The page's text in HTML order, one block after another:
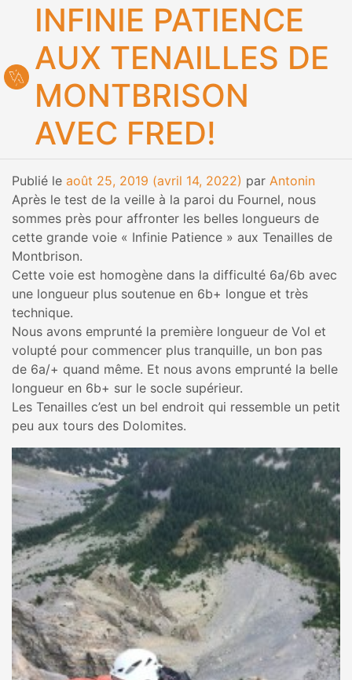
INFINIE PATIENCE
AUX TENAILLES DE
MONTBRISON
AVEC FRED!
Publié le août 25, 2019 (avril 14, 2022) par Antonin
Après le test de la veille à la paroi du Fournel, nous
sommes près pour affronter les belles longueurs de
cette grande voie « Infinie Patience » aux Tenailles de
Montbrison.
Cette voie est homogène dans la difficulté 6a/6b avec
une longueur plus soutenue en 6b+ longue et très
technique.
Nous avons emprunté la première longueur de Vol et
volupté pour commencer plus tranquille, un bon pas
de 6a/+ quand même. Et nous avons emprunté la belle
longueur en 6b+ sur le socle supérieur.
Les Tenailles c’est un bel endroit qui ressemble un petit
peu aux tours des Dolomites.